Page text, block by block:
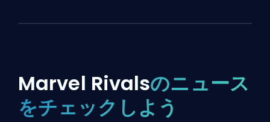
Marvel Rivalsのニュース
をチェックしよう